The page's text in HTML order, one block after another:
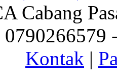
Cabang
0790266579
Kontak |